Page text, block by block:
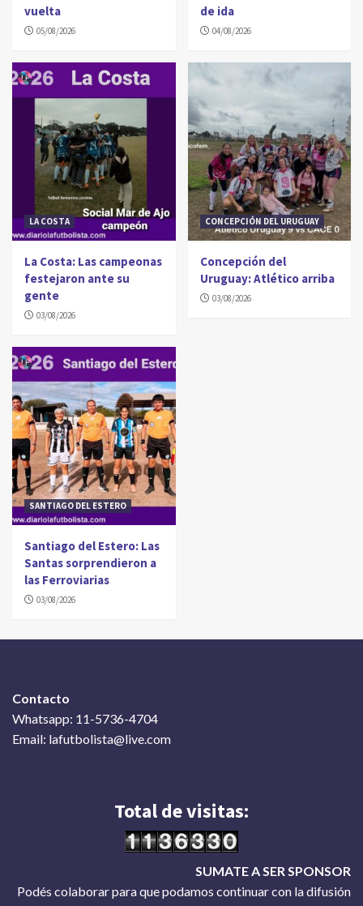
vuelta
05/08/2026
de ida
04/08/2026
LA COSTA
La Costa: Las campeonas
festejaron ante su
gente
03/08/2026
CONCEPCIÓN DEL URUGUAY
Concepción del
Uruguay: Atlético arriba
03/08/2026
SANTIAGO DEL ESTERO
Santiago del Estero: Las
Santas sorprendieron a
las Ferroviarias
03/08/2026
Contacto
Whatsapp: 11-5736-4704
Email: lafutbolista@live.com
Total de visitas:
SUMATE A SER SPONSOR
Podés colaborar para que podamos continuar con la difusión